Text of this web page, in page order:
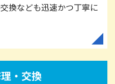
換なども迅速かつ丁寧に
・交換